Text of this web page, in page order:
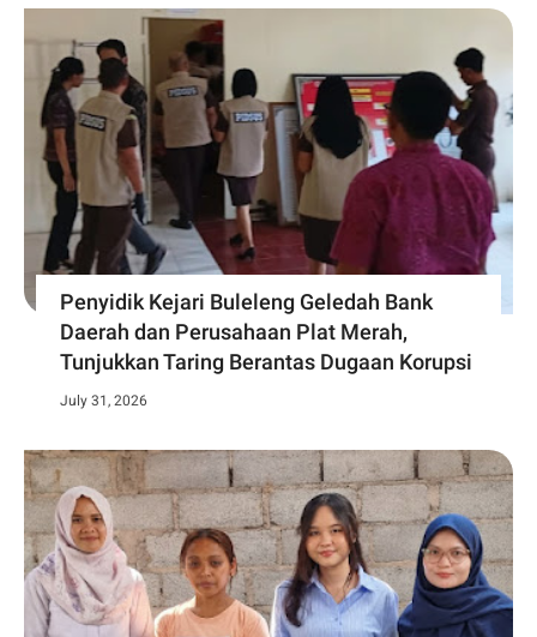
Penyidik Kejari Buleleng Geledah Bank
Daerah dan Perusahaan Plat Merah,
Tunjukkan Taring Berantas Dugaan Korupsi
July 31, 2026